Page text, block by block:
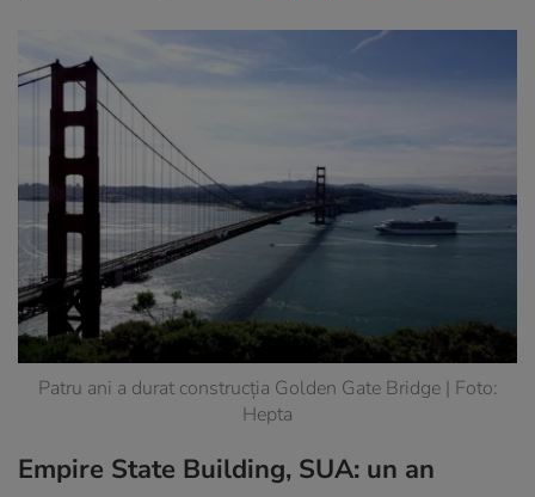
Patru ani a durat construcția Golden Gate Bridge | Foto:
Hepta
Empire State Building, SUA: un an